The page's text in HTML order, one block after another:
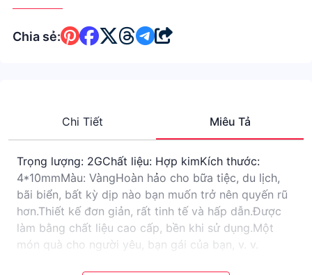
Chia sẻ:
Chi Tiết Miêu Tả
Trọng lượng: 2GChất liệu: Hợp kimKích thước:
4*10mmMàu: VàngHoàn hảo cho bữa tiệc, du lịch,
bãi biển, bất kỳ dịp nào bạn muốn trở nên quyến rũ
hơn.Thiết kế đơn giản, rất tinh tế và hấp dẫn.Được
làm bằng chất liệu cao cấp, bền khi sử dụng.Một
món quà cho người yêu, bạn gái của bạn, v. v.